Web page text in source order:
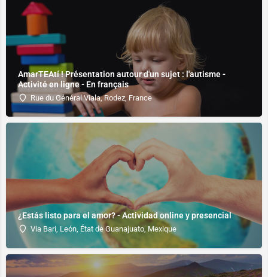
AmarTEAtí ! Présentation autour d'un sujet : l'autisme -
Activité en ligne - En français
Rue du Général Viala, Rodez, France
¿Estás listo para el amor? - Actividad online y presencial
Via Bari, León, État de Guanajuato, Mexique